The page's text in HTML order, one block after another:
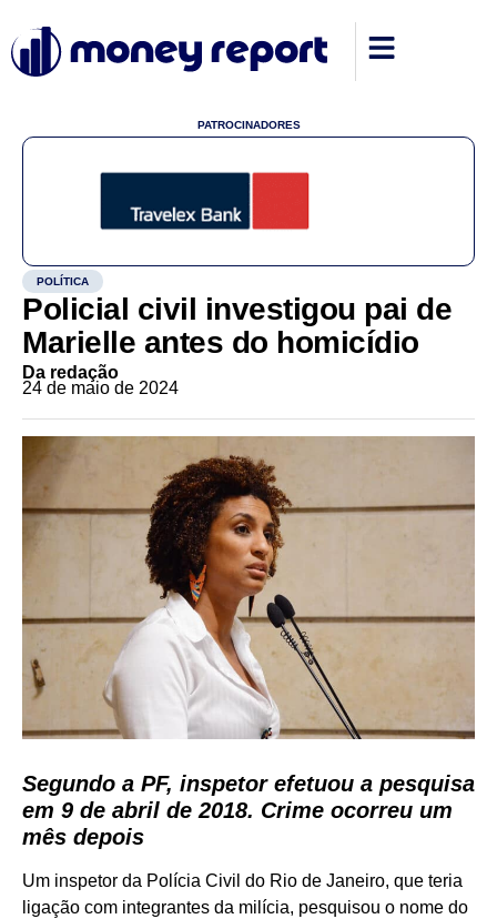
PATROCINADORES
POLÍTICA
Policial civil investigou pai de
Marielle antes do homicídio
Da redação
24 de maio de 2024
Segundo a PF, inspetor efetuou a pesquisa
em 9 de abril de 2018. Crime ocorreu um
mês depois
Um inspetor da Polícia Civil do Rio de Janeiro, que teria
ligação com integrantes da milícia, pesquisou o nome do